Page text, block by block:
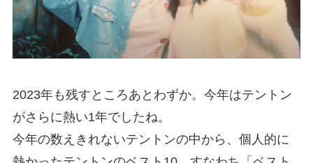
2023年も残すところあとわずか。今年はテントン
がさらに熱い1年でしたね。
今年の数えきれないテントンの中から、個人的に